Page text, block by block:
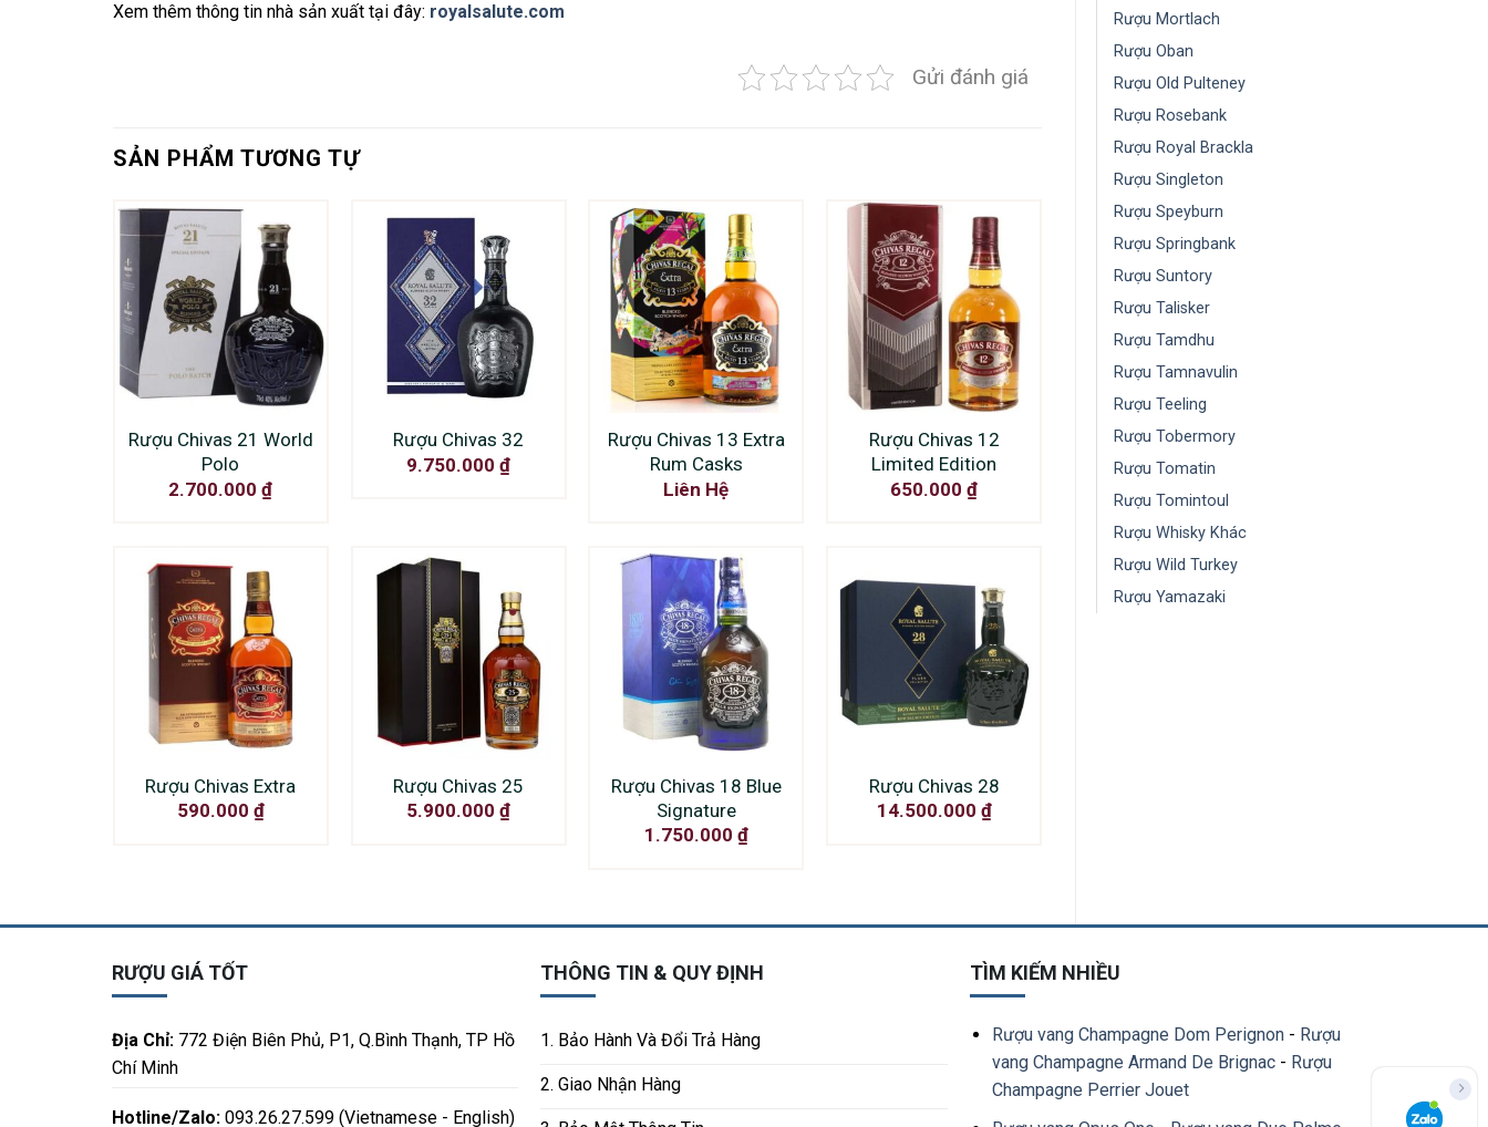
Rượu Mortlach
Rượu Oban
Rượu Old Pulteney
Rượu Rosebank
Rượu Royal Brackla
Rượu Singleton
Rượu Speyburn
Rượu Springbank
Rượu Suntory
Rượu Talisker
Rượu Tamdhu
Rượu Tamnavulin
Rượu Teeling
Rượu Tobermory
Rượu Tomatin
Rượu Tomintoul
Rượu Whisky Khác
Rượu Wild Turkey
Rượu Yamazaki
Xem thêm thông tin nhà sản xuất tại đây: royalsalute.com
Gửi đánh giá
SẢN PHẨM TƯƠNG TỰ
Rượu Chivas 21 World
Polo
2.700.000₫
Rượu Chivas 32
9.750.000₫
Rượu Chivas 13 Extra
Rum Casks
Liên Hệ
Rượu Chivas 12
Limited Edition
650.000₫
Rượu Chivas Extra
590.000 ₫
Rượu Chivas 25
5.900.000₫
Rượu Chivas 18 Blue
Signature
1.750.000 ₫
Rượu Chivas 28
14.500.000 ₫
RƯỢU GIÁ TỐT
Địa Chỉ:772 Điện Biên Phủ, P1, Q.Bình Thạnh, TP Hồ
Chí Minh
Hotline/Zalo:093.26.27.599 (Vietnamese - English)
THÔNG TIN & QUY ĐỊNH
1. Bảo Hành Và Đổi Trả Hàng
2. Giao Nhận Hàng
TÌM KIẾM NHIỀU
Rượu vang Champagne Dom Perignon - Rượu
vang Champagne Armand De Brignac - Rượu
Champagne Perrier Jouet